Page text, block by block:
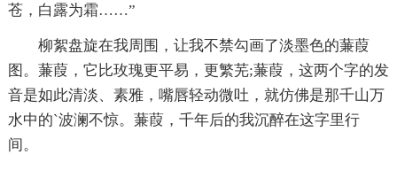
苍，白露为霜……”
柳絮盘旋在我周围，让我不禁勾画了淡墨色的蒹葭
图。蒹葭，它比玫瑰更平易，更繁芜;蒹葭，这两个字的发
音是如此清淡、素雅，嘴唇轻动微吐，就仿佛是那千山万
水中的`波澜不惊。蒹葭，千年后的我沉醉在这字里行
间。